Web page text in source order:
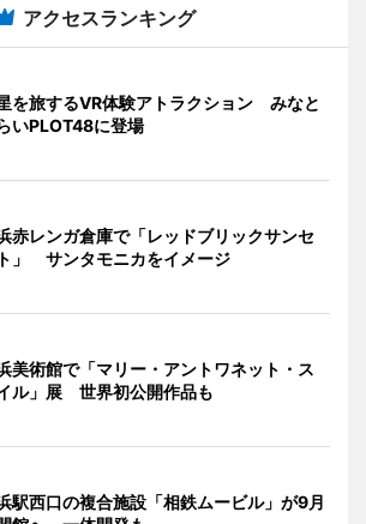
アクセスランキング
を旅するVR体験アトラクション みなと
いPLOT48に登場
赤レンガ倉庫で「レッドブリックサンセ
」 サンタモニカをイメージ
美術館で「マリー・アントワネット・ス
ル」展 世界初公開作品も
駅西口の複合施設「相鉄ムービル」が9月